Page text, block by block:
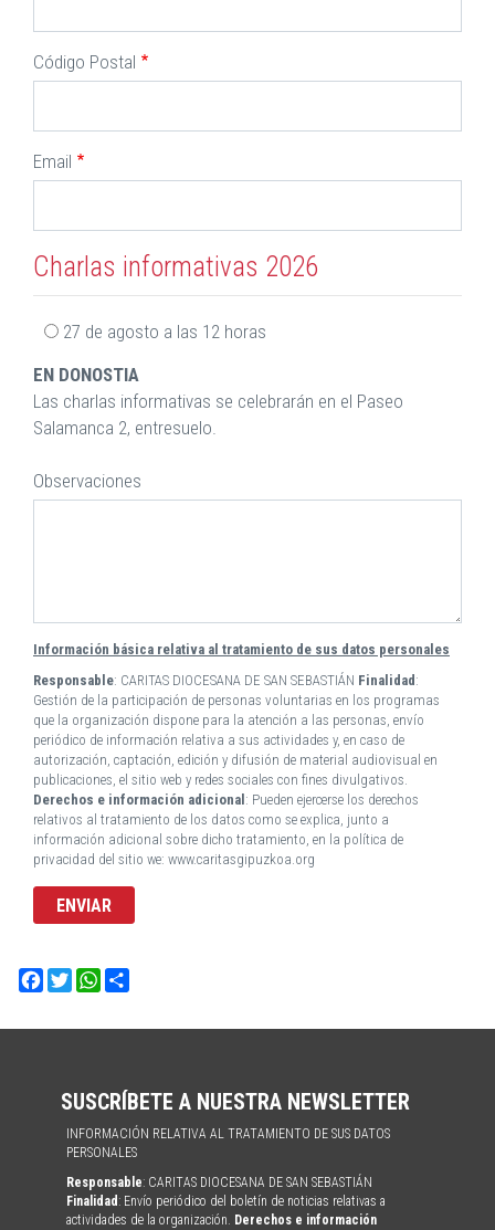
Código Postal
Email
Charlas informativas 2026
27 de agosto a las 12 horas
EN DONOSTIA
Las charlas informativas se celebrarán en el Paseo
Salamanca 2, entresuelo.
Observaciones
Información básica relativa al tratamiento de sus datos personales
Responsable: CARITAS DIOCESANA DE SAN SEBASTIÁN Finalidad :
Gestión de la participación de personas voluntarias en los programas
que la organización dispone para la atención a las personas, envío
periódico de información relativa a sus actividades y, en caso de
autorización, captación, edición y difusión de material audiovisual en
publicaciones, el sitio web y redes sociales con fines divulgativos.
Derechos e información adicional : Pueden ejercerse los derechos
relativos al tratamiento de los datos como se explica, junto a
información adicional sobre dicho tratamiento, en la política de
privacidad del sitio we: www.caritasgipuzkoa.org
Facebook
TwitterWhatsApp
SUSCRÍBETE A NUESTRA NEWSLETTER
INFORMACIÓN RELATIVA AL TRATAMIENTO DE SUS DATOS
PERSONALES
Responsable: CARITAS DIOCESANA DE SAN SEBASTIÁN
Finalidad : Envío periódico del boletín de noticias relativas a
actividades de la organización. Derechos e información